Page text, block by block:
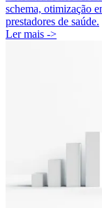
schema, otimização
prestadores de saúde.
Ler mais ->